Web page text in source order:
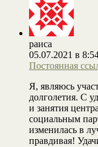
раиса
05.07.2021 в
Постоянная
Я, являюсь
долголетия. С
и занятия
социальным
изменилась в
правдивая!